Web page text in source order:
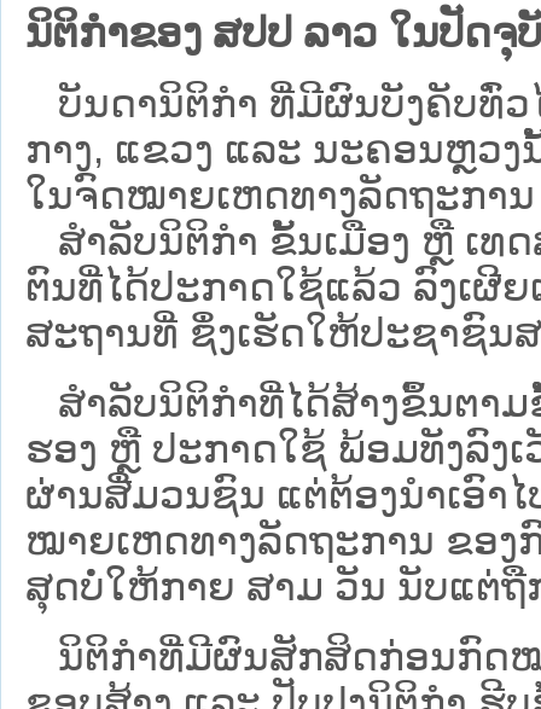
ນິຕິກຳຂອງ ສປປ ລາວ ໃນປັດ
ບັນດານິຕິກໍາ ທີ່ມີຜົນບັງຄັບທົ່
ກາງ, ແຂວງ ແລະ ນະຄອນຫຼວ
ໃນຈົດໝາຍເຫດທາງລັດຖະການ
ສຳລັບນິ​ຕິ​ກຳ ຂັ້ນເມືອງ ຫຼື ເທ
ຕົນທີ່ໄດ້ປະກາດໃຊ້ແລ້ວ ລົງ​ເຜີ
ສະຖານທີ່ ຊຶ່ງເຮັດໃຫ້ປະຊາຊົນສ
ສໍາລັບນິຕິກໍາທີ່ໄດ້ສ້າງຂຶ້ນຕາ
ຮອງ ຫຼື ປະກາດໃຊ້ ພ້ອມທັງລົງ
ຜ່ານສື່ມວນຊົນ ແຕ່ຕ້ອງນໍາເອົາ
ໝາຍ​ເຫດ​ທາງ​ລັດ​ຖະ​ການ​ ຂອ
ສຸດບໍ່ໃຫ້ກາຍ ສາມ ວັນ ນັບແຕ່ຖື
ນິ​ຕິ​ກຳ​ທີ່​ມີ​ຜົນ​ສັກ​ສິດ​ກ່ອນ​ກົດ​ໝ